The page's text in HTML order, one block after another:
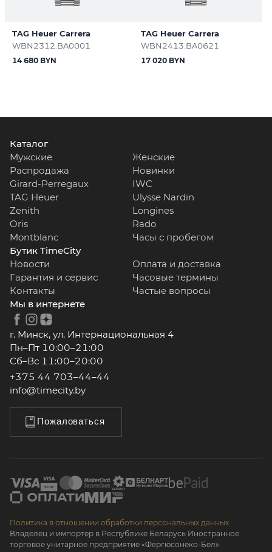
TAG Heuer Carrera
WBN2312.BA0001
14 680 BYN
TAG Heuer Carrera
WBN2413.BA0621
17 020 BYN
Каталог
Мужские
Женские
Распродажа
Новинки
Girard-Perregaux
IWC
TAG Heuer
Ulysse Nardin
Zenith
Longines
Oris
Rado
Montblanc
Часы с пробегом
Бутик TimeCity
Новости
Оплата и доставка
Гарантия и сервис
Часовые термины
Контакты
Частые вопросы
Мы в интернете
г. Минск, ул. Интернациональная 4
Пн–Пт 10:00–21:00
Сб–Вс 11:00–20:00
+375 44 703–44–44
info@timecity.by
Пожаловаться
Политика в отношении обработки персональных данных.
Владелец и импортер в Республике Беларусь Иностранное
торговое унитарное предприятие «Фергюсонеко-Бел».